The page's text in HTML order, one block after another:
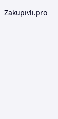
Zakupivli.pro